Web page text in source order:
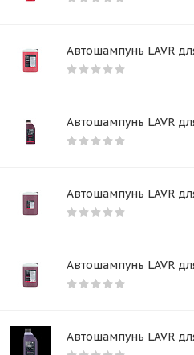
Автошампунь LAVR
Автошампунь LAVR
Автошампунь LAVR
Автошампунь LAVR
Автошампунь LAVR